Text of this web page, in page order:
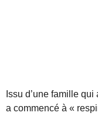
Issu d’une famille
a commencé à «